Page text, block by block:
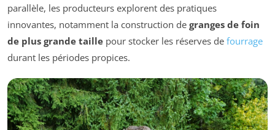
parallèle, les producteurs explorent des pratiques
innovantes, notamment la construction de granges de foin
de plus grande taille pour stocker les réserves de fourrage
durant les périodes propices.